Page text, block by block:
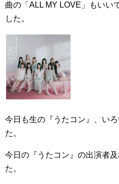
曲の「ALL MY LOVE」もいい
した。
今日も生の『うたコン』、い
た。
今日の『うたコン』の出演者
た。